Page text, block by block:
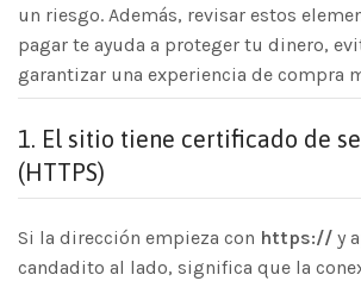
un riesgo. Además, revisar estos
pagar te ayuda a proteger tu dinero,
garantizar una experiencia de compra
1. El sitio tiene certificado de
(HTTPS)
Si la dirección empieza con https:// y
candadito al lado, significa que la